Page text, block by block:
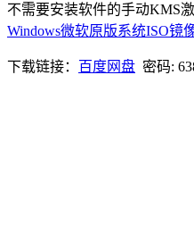
不需要安装软件的手动KMS
Windows微软原版系统ISO镜
下载链接： 百度网盘 密码: